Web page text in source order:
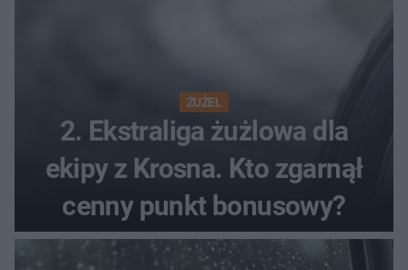
ŻUŻEL
2. Ekstraliga żużlowa dla
ekipy z Krosna. Kto zgarnął
cenny punkt bonusowy?